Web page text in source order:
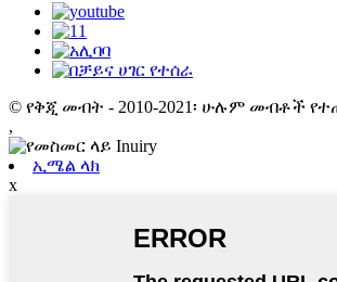
© የቅጂ መብት - 2010-2021፡ ሁሉም መብቶች
,
ኢሜል ላክ
x